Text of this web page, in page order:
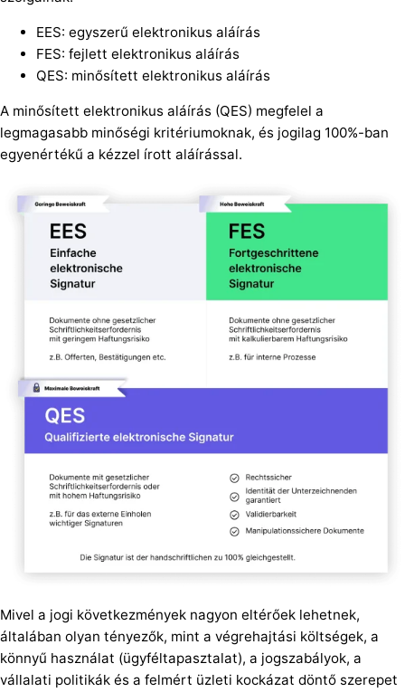
EES: egyszerű elektronikus aláírás
FES: fejlett elektronikus aláírás
QES: minősített elektronikus aláírás
A minősített elektronikus aláírás (QES) megfelel a
legmagasabb minőségi kritériumoknak, és jogilag 100%-ban
egyenértékű a kézzel írott aláírással.
Mivel a jogi következmények nagyon eltérőek lehetnek,
általában olyan tényezők, mint a végrehajtási költségek, a
könnyű használat (ügyféltapasztalat), a jogszabályok, a
vállalati politikák és a felmért üzleti kockázat döntő szerepet